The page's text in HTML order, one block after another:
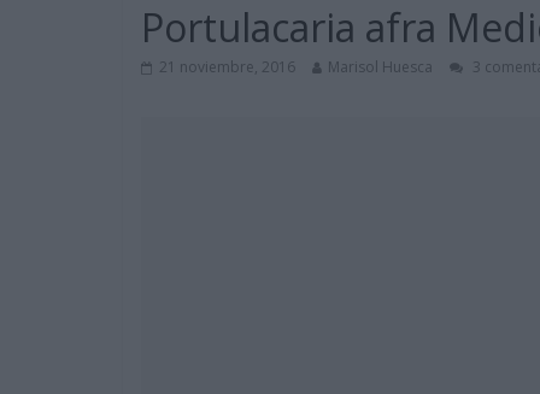
Portulacaria afra
21 noviembre, 2016 Marisol Huesca 3